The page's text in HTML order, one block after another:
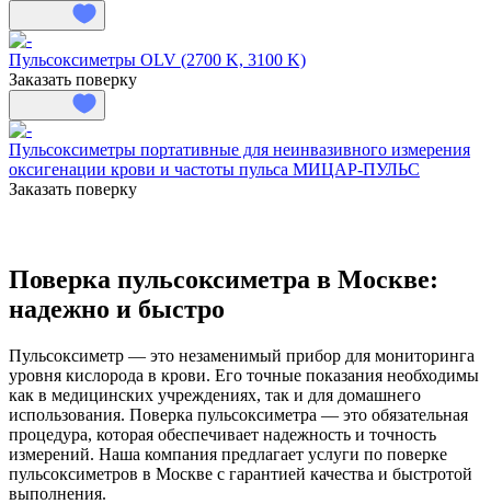
Пульсоксиметры OLV (2700 K, 3100 K)
Заказать поверку
Пульсоксиметры портативные для неинвазивного измерения
оксигенации крови и частоты пульса МИЦАР-ПУЛЬС
Заказать поверку
Поверка пульсоксиметра в Москве:
надежно и быстро
Пульсоксиметр — это незаменимый прибор для мониторинга
уровня кислорода в крови. Его точные показания необходимы
как в медицинских учреждениях, так и для домашнего
использования. Поверка пульсоксиметра — это обязательная
процедура, которая обеспечивает надежность и точность
измерений. Наша компания предлагает услуги по поверке
пульсоксиметров в Москве с гарантией качества и быстротой
выполнения.